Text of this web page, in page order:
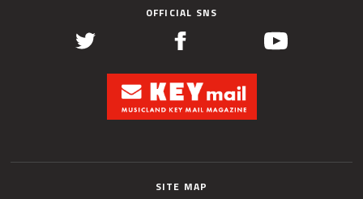
OFFICIAL SNS
SITE MAP